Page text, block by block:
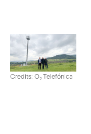
Credits: O2Telefónica